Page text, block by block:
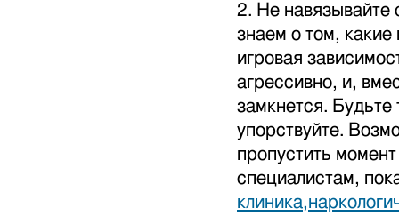
2. Не
знаем о том, какие
игровая
агрессивно, и,
замкнется. Будьте
упорствуйте.
пропустить
специалистам,